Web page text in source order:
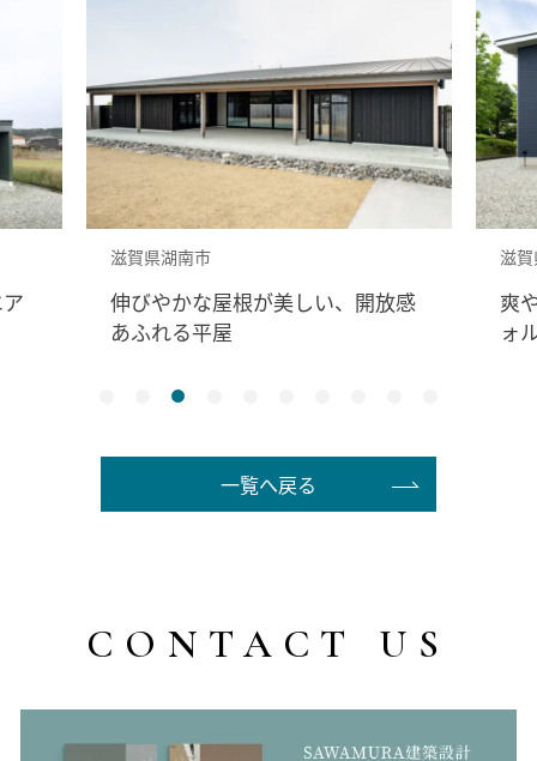
滋賀県湖南市
伸びやかな屋根が美しい、開放感
あふれる平屋
滋
爽
ォ
一覧へ戻る
CONTACT US